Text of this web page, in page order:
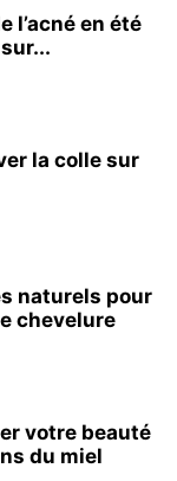
l’acné en été
la colle sur
naturels pour
chevelure
votre beauté
du miel